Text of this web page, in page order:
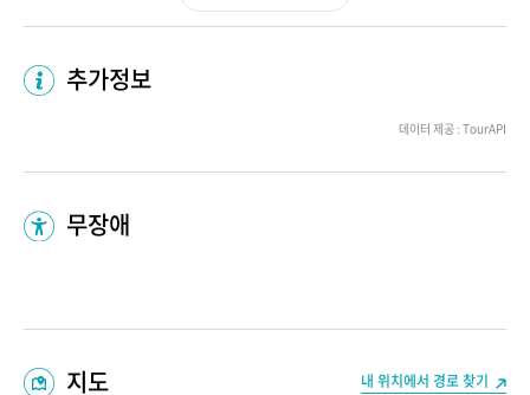
추가정보
데이터 제공 : TourAPI
무장애
지도 내 위치에서 경로 찾기